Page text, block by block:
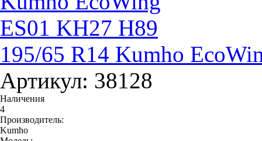
195/65 R14 Kumho
Артикул: 38128
Наличения
4
Производитель:
Kumho